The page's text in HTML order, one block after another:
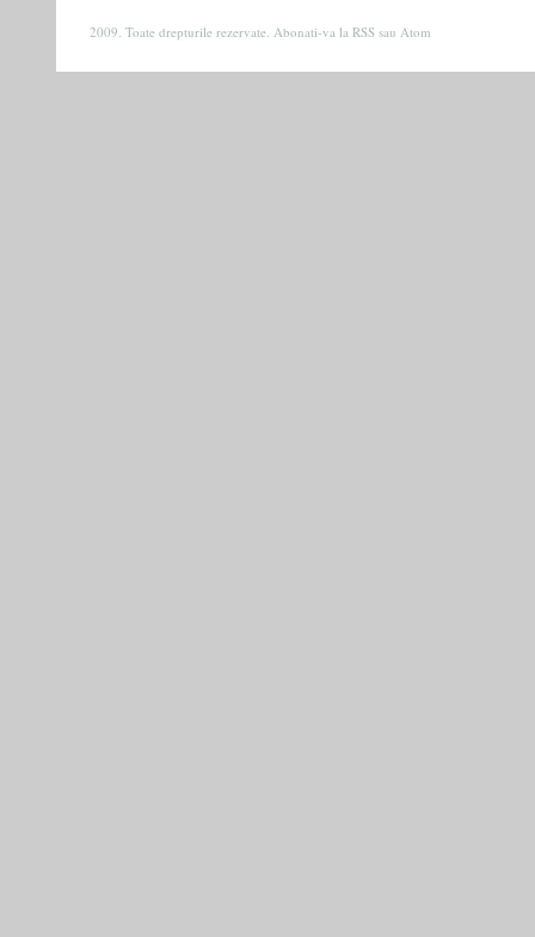
2009. Toate drepturile rezervate. Abonati-va la RSS sau Atom